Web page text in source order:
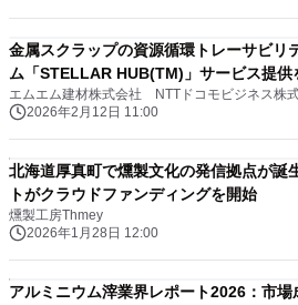
金属スクラップの資源循環トレーサビリ
ム「STELLAR HUB(TM)」サービス提供
エムエム建材株式会社 NTTドコモビジネス株
2026年2月12日 11:00
北海道厚真町で燻製文化の発信拠点が誕
トがクラウドファンディングを開始
燻製工房Thmey
2026年1月28日 12:00
アルミニウム滓業界レポート2026：市